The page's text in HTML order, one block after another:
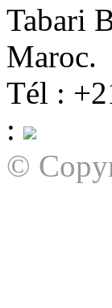
Tabari
Maroc.
Tél :
:
©